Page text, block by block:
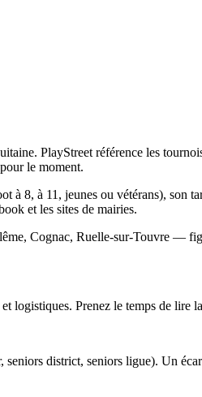
PlayStreet référence les
le moment.
à 8, à 11, jeunes ou vétérans),
et les sites de mairies.
Cognac, Ruelle-sur-Touvre —
logistiques. Prenez le temps de
district, seniors ligue). Un